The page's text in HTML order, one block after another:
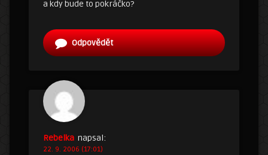
a kdy bude to pokráčko?
Odpovědět
Rebelka napsal:
22. 9. 2006 (17:01)